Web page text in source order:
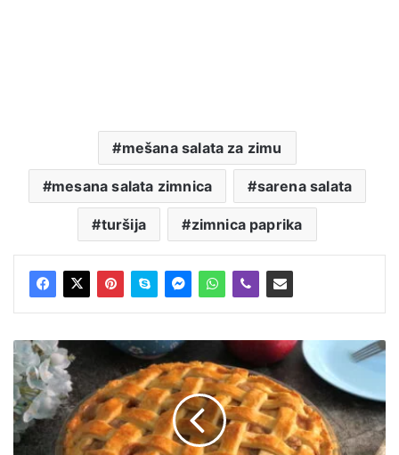
mešana salata za zimu
mesana salata zimnica sarena salata
turšija zimnica paprika
Američka
pita
sa
jabukama